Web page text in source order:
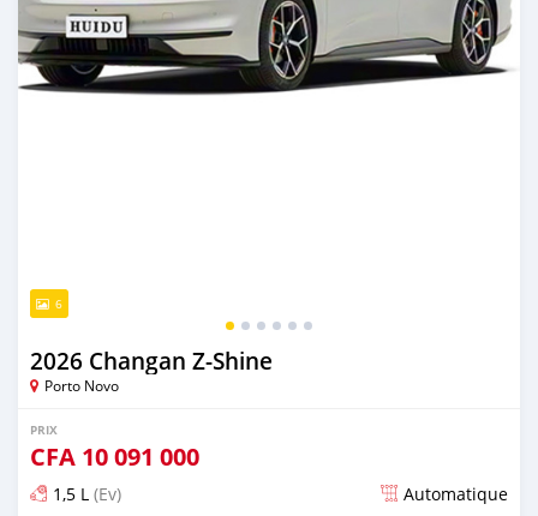
6
2026 Changan Z-Shine
Porto Novo
PRIX
CFA 10 091 000
1,5 L (Ev) Automatique